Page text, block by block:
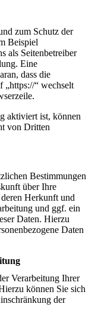
zum Schutz der
Beispiel
als Seitenbetreiber
Eine
dass die
„https://“ wechselt
aktiviert ist, können
von Dritten
Bestimmungen
über Ihre
deren Herkunft und
und ggf. ein
Daten. Hierzu
Daten
Verarbeitung Ihrer
können Sie sich
der